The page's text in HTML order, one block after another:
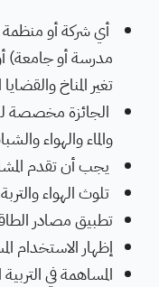
أي شركة أو
مدرسة أو جامعة)
تغير المناخ
الجائزة مخصصة
والماء والهواء
يجب أن تقدم
تلوث الهواء والتربة
تطبيق مصادر
إظهار الاستخدام
المساهمة في التربية